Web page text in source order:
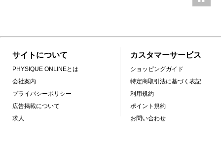
サイトについて
PHYSIQUE ONLINEとは
会社案内
プライバシーポリシー
広告掲載について
求人
カスタマーサービス
ショッピングガイド
特定商取引法に基づく表記
利用規約
ポイント規約
お問い合わせ